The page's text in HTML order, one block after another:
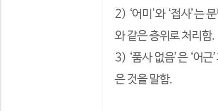
2) ‘어미’와 ‘접사’는
와 같은 층위로 처리함.
3) ‘품사 없음’은 ‘어
은 것을 말함.